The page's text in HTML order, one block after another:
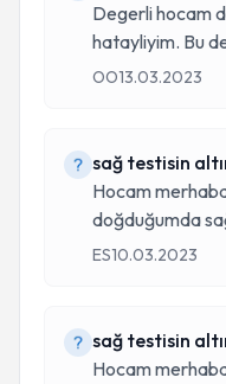
Degerli hocam
hatayliyim. Bu
OO13.03.2023
sağ testisin
Hocam
doğduğumda
ES10.03.2023
sağ testisin
Hocam